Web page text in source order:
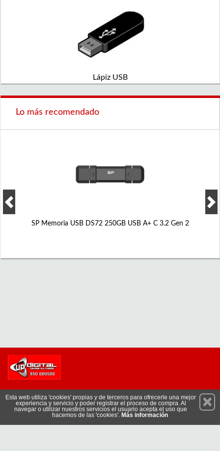
Lápiz USB
Lo más recomendado
SP Memoria USB DS72 250GB USB A+ C 3.2 Gen 2
Suscríbete
Esta web utiliza 'cookies' propias y de terceros para ofrecerle una mejor
experiencia y servicio y poder registrar el proceso de compra. Al
navegar o utilizar nuestros servicios el usuario acepta el uso que
hacemos de las 'cookies'. Más información